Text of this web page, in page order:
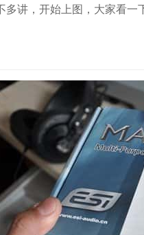
多讲，开始上图，大家看一